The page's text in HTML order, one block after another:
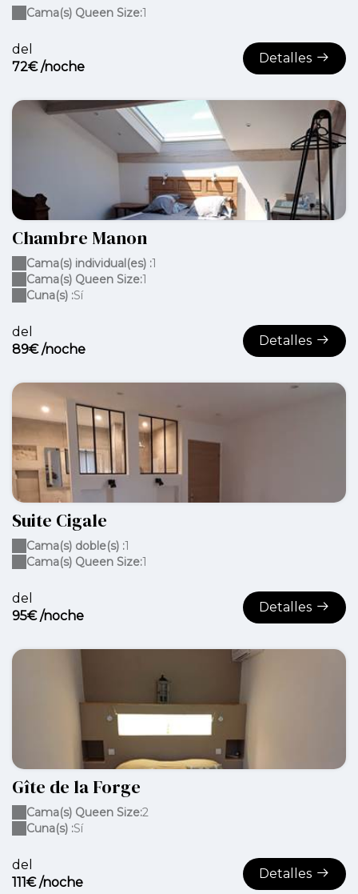
del
72€ /noche
Detalles
Cama(s) Queen Size:1
Chambre Manon
del
89€ /noche
Detalles
Cama(s) individual(es) :1
Cama(s) Queen Size:1
Cuna(s) :Sí
Suite Cigale
del
95€ /noche
Detalles
Cama(s) doble(s) :1
Cama(s) Queen Size:1
Gîte de la Forge
del
111€ /noche
Detalles
Cama(s) Queen Size:2
Cuna(s) :Sí